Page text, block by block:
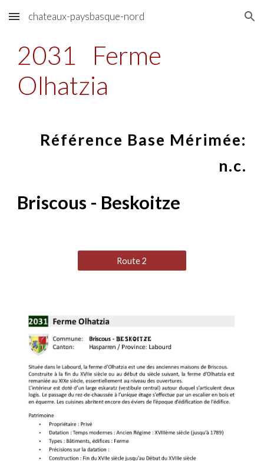
Skip to main content Skip to navigation
chateaux-paysbasque-nord
2031
Ferme
Olhatzia
Référence Base Mérimée:
n.c.
Briscous - Beskoitze
Route 2